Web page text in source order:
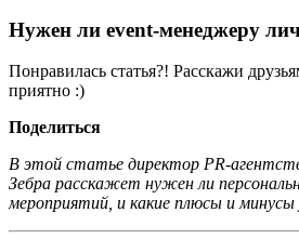
Нужен ли event-менеджеру
Понравилась статья?! Расскажи
приятно :)
Поделиться
В этой статье директор PR-
Зебра расскажет нужен ли
мероприятий, и какие плюсы и минусы